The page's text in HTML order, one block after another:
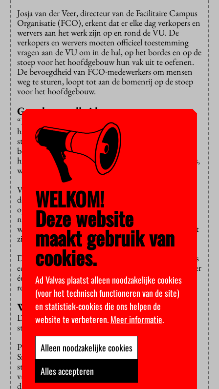
Josja van der Veer, directeur van de Facilitaire Campus
Organisatie (FCO), erkent dat er elke dag verkopers en
wervers aan het werk zijn op en rond de VU. De
verkopers en wervers moeten officieel toestemming
vragen aan de VU om in de hal, op het bordes en op de
stoep voor het hoofdgebouw hun vak uit te oefenen.
De bevoegdheid van FCO-medewerkers om mensen
weg te sturen, loopt tot aan de bomenrij op de stoep
voor het hoofdgebouw.
Geen bevoegdheid
“Mensen zonder bevoegdheid gaan niet zo snel in de
hal staan”, vertelt Van der Veer. “Op het bordes en de
stoep staan soms wel wervers en verkopers zonder
bevoegdheid.” Van der Veer vertelt dat deze mensen
hierop worden aangesproken door FCO-medewerkers,
waarna ze vertrekken.
Van der Veer erkent echter dat wervers voor goede
doelen vaak wel worden gedoogd. “De VU is ook een
openbare instelling”, legt ze uit. “Daarom willen we
niet te veel drempels opwerpen voor bijvoorbeeld
wervers van goede doelen. Die gedogen we ook omdat
zij niet commercieel zijn.”
De regelgeving wordt dus niet strak gehandhaafd. “Als
echt blijkt dat veel studenten klachten hebben of dat er
één serieus probleemgeval bekend is, zullen we de
regelgeving strakker hanteren”, belooft Van der Veer.
Wisselende irritaties
De reacties op het ongevraagd storen op de openbare
stoep verschillen echter.
Premasterstudentbusiness administration
Snellenberg (22) koestert geen wrok tegen de
stoepmarketeers: “Ik erger me niet aan hen, want
vragen staat natuurlijk altijd vrij. Ik zeg gewoon eerlijk
dat ik geen behoefte aan ze heb.”
WELKOM!
Deze website
maakt gebruik van
cookies.
Ad Valvas plaatst alleen noodzakelijke cookies
(voor het technisch functioneren van de site)
en statistiek-cookies die ons helpen de
website te verbeteren.Meer informatie.
Alleen noodzakelijke cookies
Alles accepteren